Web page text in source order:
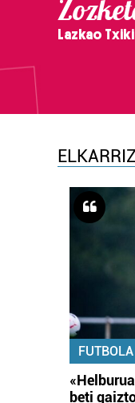
Lazkao
FUTBOLA
beti